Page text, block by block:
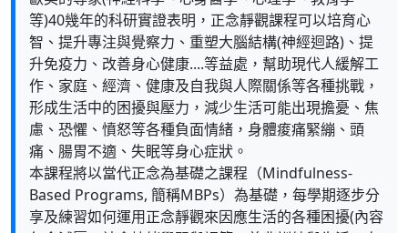
等)40幾年的科研實證表明，正念靜觀課程可以培育心
智、提升專注與覺察力、重塑大腦結構(神經迴路)、提
升免疫力、改善身心健康....等益處，幫助現代人緩解工
作、家庭、經濟、健康及自我與人際關係等各種挑戰，
形成生活中的困擾與壓力，減少生活可能出現擔憂、焦
慮、恐懼、憤怒等各種負面情緒，身體痠痛緊繃、頭
痛、腸胃不適、失眠等身心症狀。
本課程將以當代正念為基礎之課程（Mindfulness-
Based Programs, 簡稱MBPs）為基礎，每學期逐步分
享及練習如何運用正念靜觀來因應生活的各種困擾(內容